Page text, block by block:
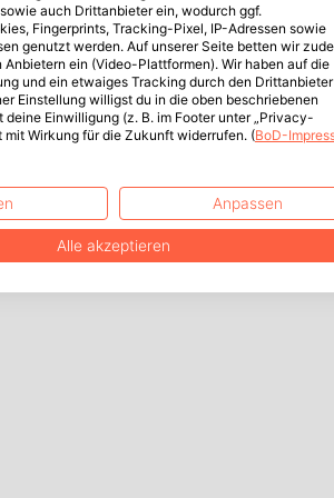
auch Drittanbieter ein, wodurch ggf.
Fingerprints, Tracking-Pixel, IP-Adressen sowie
genutzt werden. Auf unserer Seite betten wir
ein (Video-Plattformen). Wir haben auf die
und ein etwaiges Tracking durch den Drittanbieter
Einstellung willigst du in die oben beschriebenen
deine Einwilligung (z. B. im Footer unter „Privacy-
mit Wirkung für die Zukunft widerrufen. (BoD-
Anpassen
Alle akzeptieren